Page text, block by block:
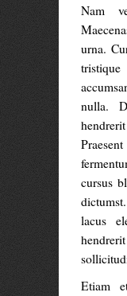
Nam
urna.
tristique
nulla.
cursus
lacus
Etiam